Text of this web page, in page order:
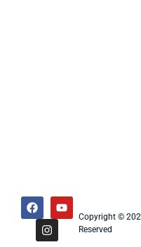
Copyright ©
Reserved